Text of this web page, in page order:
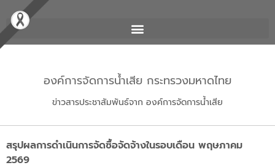
องค์การจัดการน้ำเสีย กระทรวงมหาดไทย
ข่าวสารประชาสัมพันธ์จาก องค์การจัดการน้ำเสีย
สรุปผลการดำเนินการจัดซื้อจัดจ้างในรอบเดือน พฤษภาคม
2569